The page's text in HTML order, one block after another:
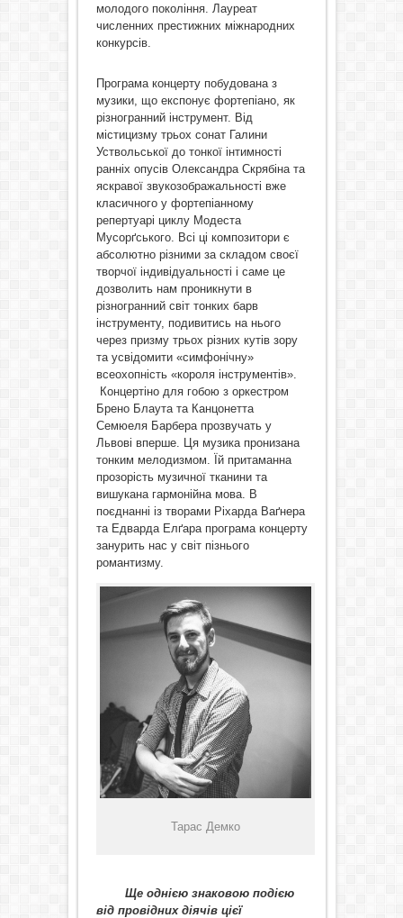
молодого покоління. Лауреат
численних престижних міжнародних
конкурсів.
Програма концерту побудована з
музики, що експонує фортепіано, як
різногранний інструмент. Від
містицизму трьох сонат Галини
Уствольської до тонкої інтимності
ранніх опусів Олександра Скрябіна та
яскравої звукозображальності вже
класичного у фортепіанному
репертуарі циклу Модеста
Мусорґського. Всі ці композитори є
абсолютно різними за складом своєї
творчої індивідуальності і саме це
дозволить нам проникнути в
різногранний світ тонких барв
інструменту, подивитись на нього
через призму трьох різних кутів зору
та усвідомити «симфонічну»
всеохопність «короля інструментів».
Концертіно для гобою з оркестром
Брено Блаута та Канцонетта
Семюеля Барбера прозвучать у
Львові вперше. Ця музика пронизана
тонким мелодизмом. Їй притаманна
прозорість музичної тканини та
вишукана гармонійна мова. В
поєднанні із творами Ріхарда Ваґнера
та Едварда Елґара програма концерту
занурить нас у світ пізнього
романтизму.
Тарас Демко
Ще однією знаковою подією
від провідних діячів цієї